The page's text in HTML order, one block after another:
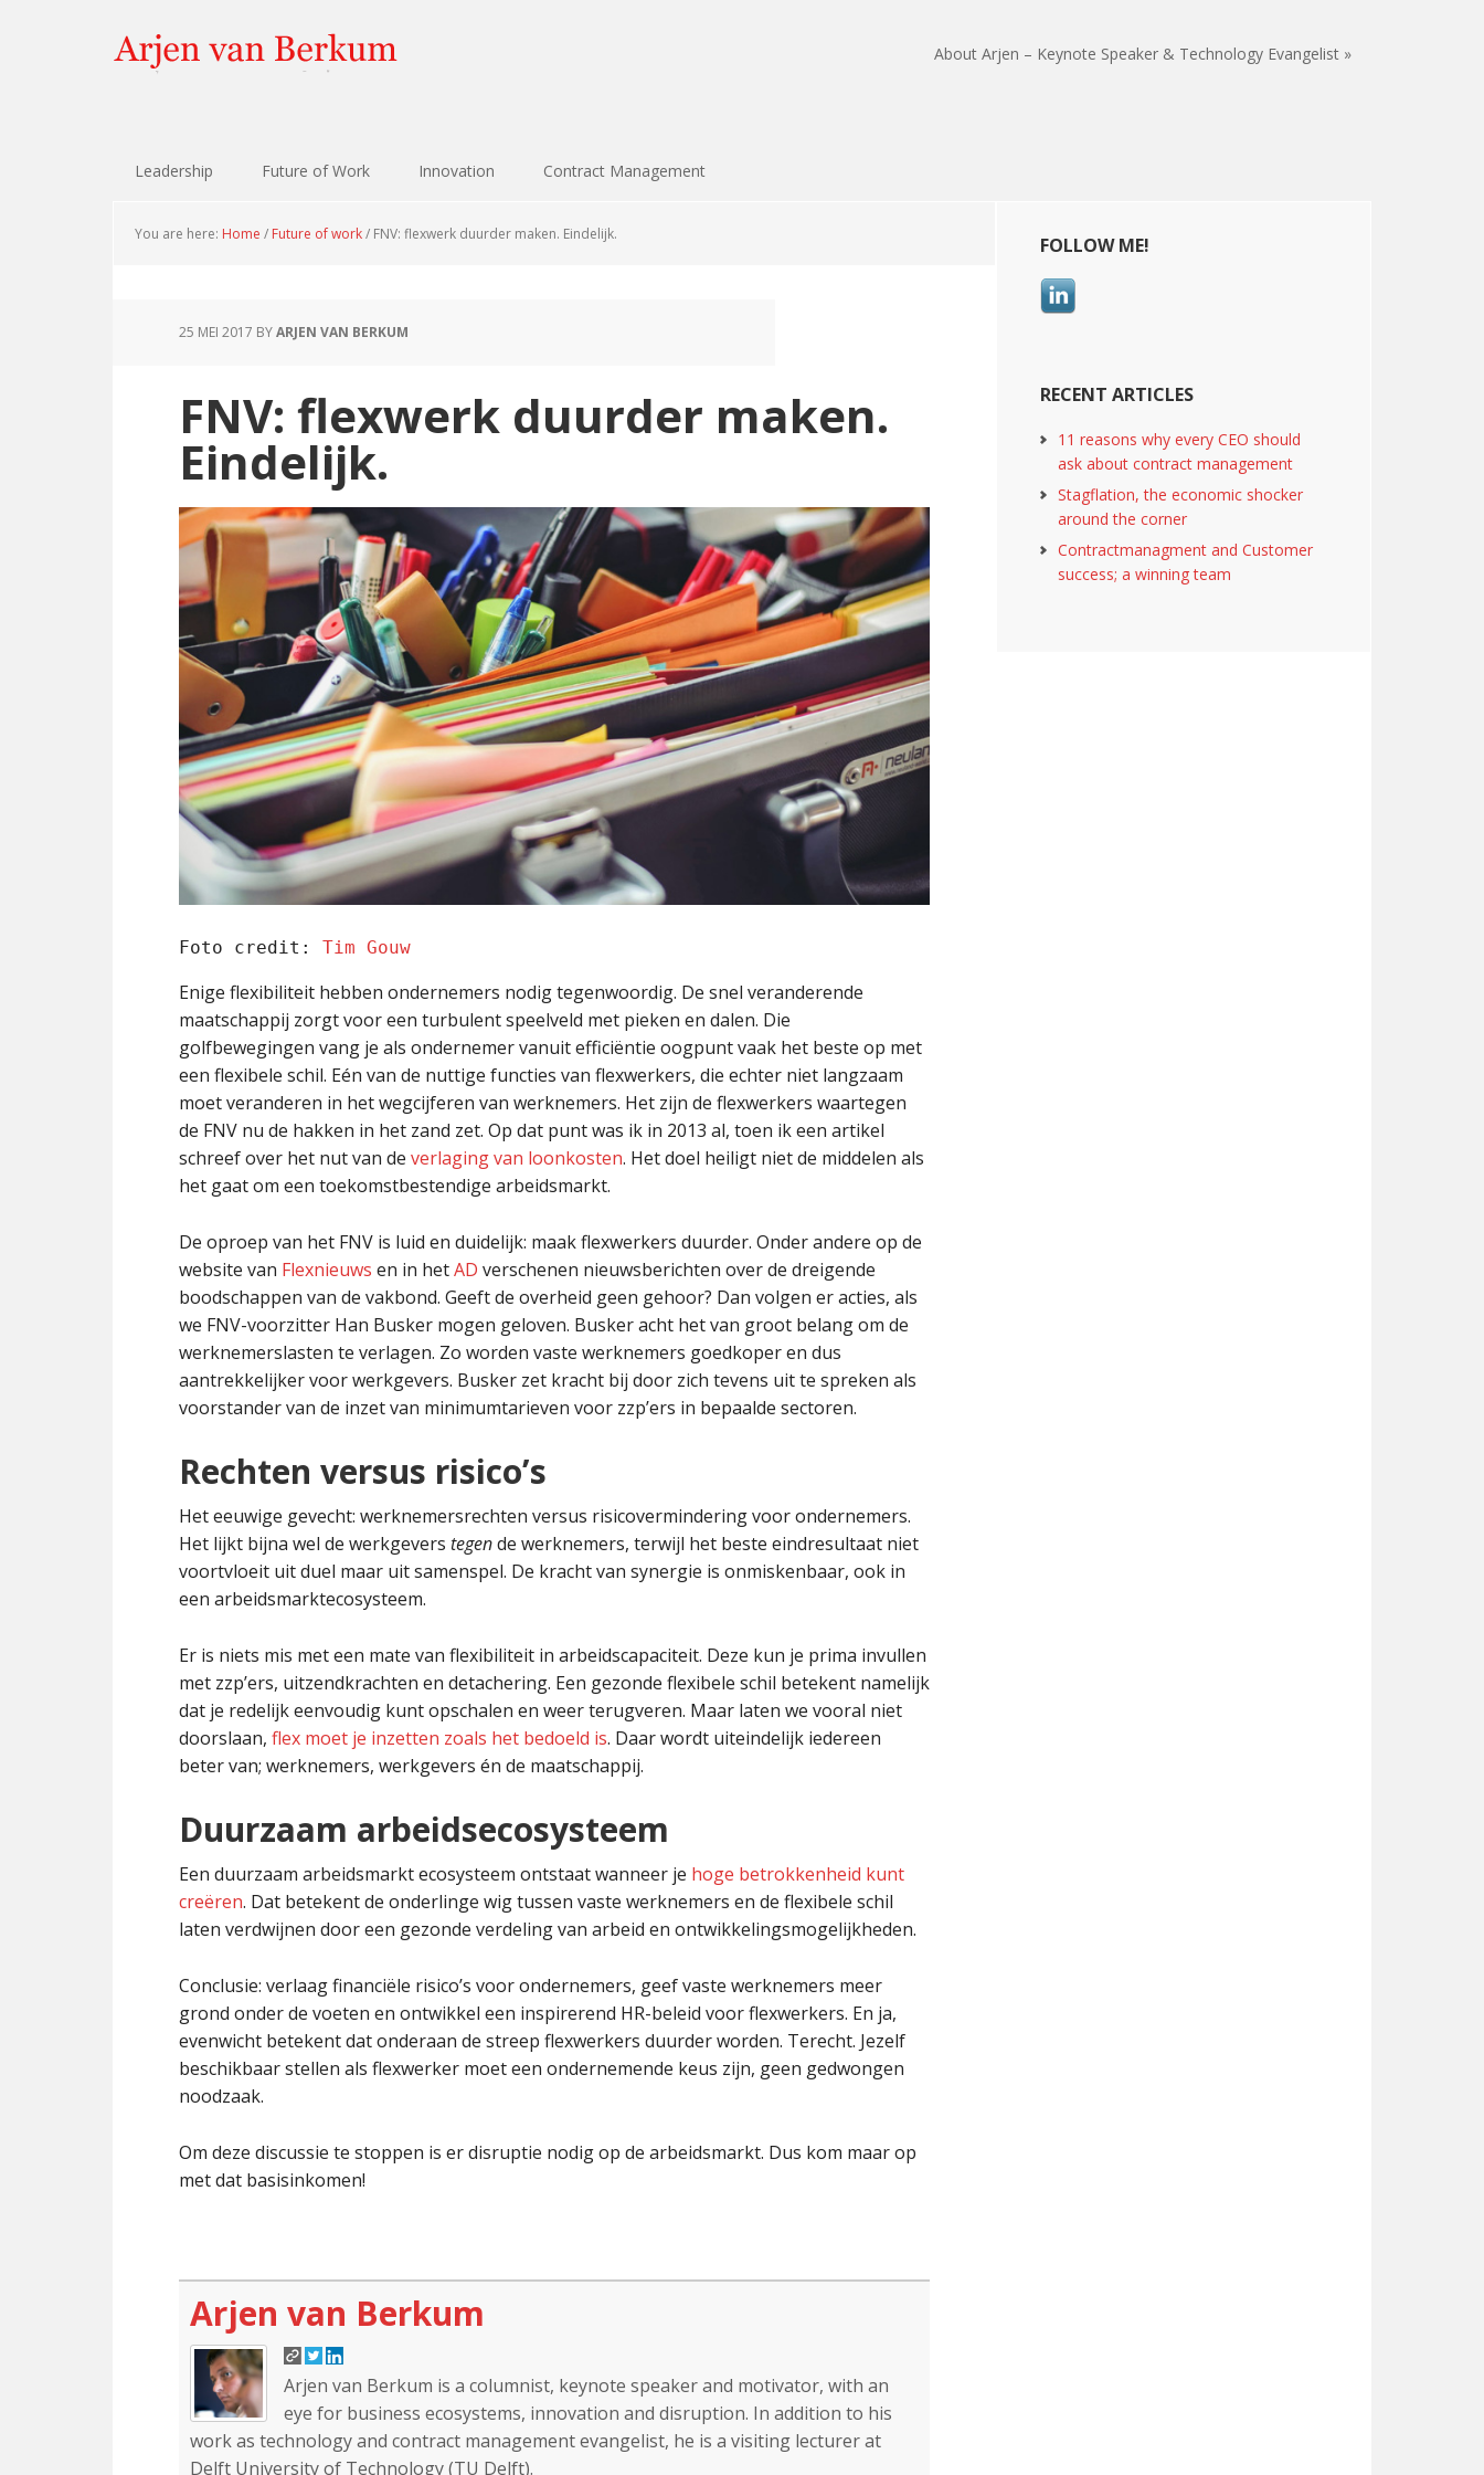
to
primary
to
content
to
primary
to
footer
About Arjen – Keynote Speaker & Technology Evangelist »
Leadership Future of Work Innovation Contract Management
You are here: Home / Future of work/ FNV: flexwerk duurder maken. Eindelijk.
25 MEI 2017 BYARJEN VAN BERKUM
FNV: flexwerk duurder maken.
Eindelijk.
Foto credit: Tim Gouw
Enige flexibiliteit hebben ondernemers nodig tegenwoordig. De snel veranderende
maatschappij zorgt voor een turbulent speelveld met pieken en dalen. Die
golfbewegingen vang je als ondernemer vanuit efficiëntie oogpunt vaak het beste op met
een flexibele schil. Eén van de nuttige functies van flexwerkers, die echter niet langzaam
moet veranderen in het wegcijferen van werknemers. Het zijn de flexwerkers waartegen
de FNV nu de hakken in het zand zet. Op dat punt was ik in 2013 al, toen ik een artikel
schreef over het nut van de verlaging van loonkosten. Het doel heiligt niet de middelen als
het gaat om een toekomstbestendige arbeidsmarkt.
De oproep van het FNV is luid en duidelijk: maak flexwerkers duurder. Onder andere op de
website van Flexnieuws en in hetAD verschenen nieuwsberichten over de dreigende
boodschappen van de vakbond. Geeft de overheid geen gehoor? Dan volgen er acties, als
we FNV-voorzitter Han Busker mogen geloven. Busker acht het van groot belang om de
werknemerslasten te verlagen. Zo worden vaste werknemers goedkoper en dus
aantrekkelijker voor werkgevers. Busker zet kracht bij door zich tevens uit te spreken als
voorstander van de inzet van minimumtarieven voor zzp’ers in bepaalde sectoren.
Rechten versus risico’s
Het eeuwige gevecht: werknemersrechten versus risicovermindering voor ondernemers.
Het lijkt bijna wel de werkgevers tegende werknemers, terwijl het beste eindresultaat niet
voortvloeit uit duel maar uit samenspel. De kracht van synergie is onmiskenbaar, ook in
een arbeidsmarktecosysteem.
Er is niets mis met een mate van flexibiliteit in arbeidscapaciteit. Deze kun je prima invullen
met zzp’ers, uitzendkrachten en detachering. Een gezonde flexibele schil betekent namelijk
dat je redelijk eenvoudig kunt opschalen en weer terugveren. Maar laten we vooral niet
doorslaan, flex moet je inzetten zoals het bedoeld is. Daar wordt uiteindelijk iedereen
beter van; werknemers, werkgevers én de maatschappij.
Duurzaam arbeidsecosysteem
Een duurzaam arbeidsmarkt ecosysteem ontstaat wanneer je hoge betrokkenheid kunt
creëren. Dat betekent de onderlinge wig tussen vaste werknemers en de flexibele schil
laten verdwijnen door een gezonde verdeling van arbeid en ontwikkelingsmogelijkheden.
Conclusie: verlaag financiële risico’s voor ondernemers, geef vaste werknemers meer
grond onder de voeten en ontwikkel een inspirerend HR-beleid voor flexwerkers. En ja,
evenwicht betekent dat onderaan de streep flexwerkers duurder worden. Terecht. Jezelf
beschikbaar stellen als flexwerker moet een ondernemende keus zijn, geen gedwongen
noodzaak.
Om deze discussie te stoppen is er disruptie nodig op de arbeidsmarkt. Dus kom maar op
met dat basisinkomen!
Arjen van Berkum
Arjen van Berkum is a columnist, keynote speaker and motivator, with an
eye for business ecosystems, innovation and disruption. In addition to his
work as technology and contract management evangelist, he is a visiting lecturer at
Delft University of Technology (TU Delft).
Primary
Sidebar
FOLLOW ME!
RECENT ARTICLES
11 reasons why every CEO should
ask about contract management
Stagflation, the economic shocker
around the corner
Contractmanagment and Customer
success; a winning team